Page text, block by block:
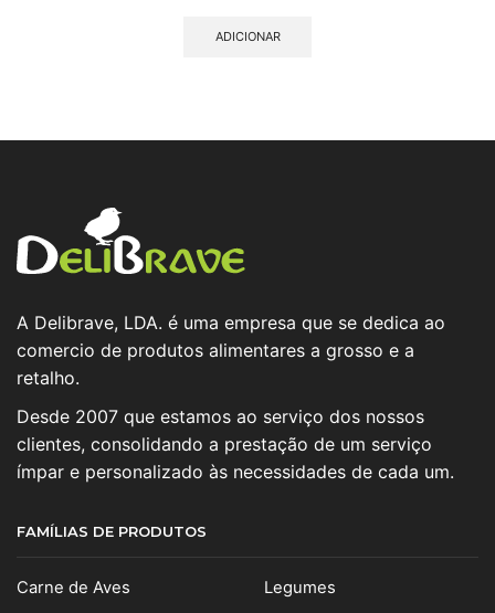
ADICIONAR
A Delibrave, LDA. é uma empresa que se dedica ao
comercio de produtos alimentares a grosso e a
retalho.
Desde 2007 que estamos ao serviço dos nossos
clientes, consolidando a prestação de um serviço
ímpar e personalizado às necessidades de cada um.
FAMÍLIAS DE PRODUTOS
Carne de Aves
Legumes